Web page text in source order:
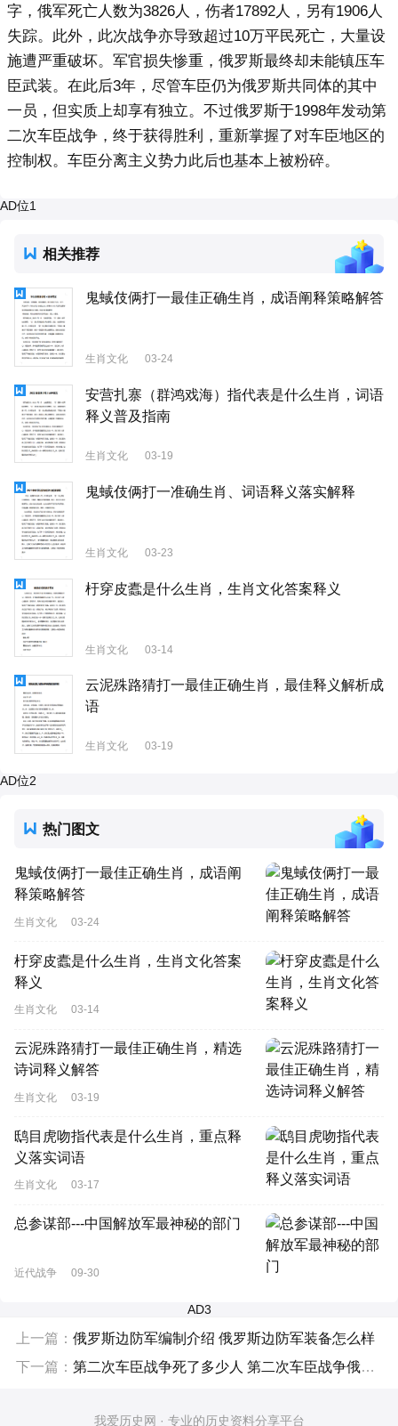
字，俄军死亡人数为3826人，伤者17892人，另有1906人
失踪。此外，此次战争亦导致超过10万平民死亡，大量设
施遭严重破坏。军官损失惨重，俄罗斯最终却未能镇压车
臣武装。在此后3年，尽管车臣仍为俄罗斯共同体的其中
一员，但实质上却享有独立。不过俄罗斯于1998年发动第
二次车臣战争，终于获得胜利，重新掌握了对车臣地区的
控制权。车臣分离主义势力此后也基本上被粉碎。
AD位1
相关推荐
鬼蜮伎俩打一最佳正确生肖，成语阐释策略解答
生肖文化 03-24
安营扎寨（群鸿戏海）指代表是什么生肖，词语
释义普及指南
生肖文化 03-19
鬼蜮伎俩打一准确生肖、词语释义落实解释
生肖文化 03-23
杅穿皮蠹是什么生肖，生肖文化答案释义
生肖文化 03-14
云泥殊路猜打一最佳正确生肖，最佳释义解析成
语
生肖文化 03-19
AD位2
热门图文
鬼蜮伎俩打一最佳正确生肖，成语阐
释策略解答
生肖文化 03-24
杅穿皮蠹是什么生肖，生肖文化答案
释义
生肖文化 03-14
云泥殊路猜打一最佳正确生肖，精选
诗词释义解答
生肖文化 03-19
鸱目虎吻指代表是什么生肖，重点释
义落实词语
生肖文化 03-17
总参谋部---中国解放军最神秘的部门
近代战争 09-30
AD3
上一篇： 俄罗斯边防军编制介绍 俄罗斯边防军装备怎么样
下一篇： 第二次车臣战争死了多少人 第二次车臣战争俄罗斯为什么赢了
我爱历史网 · 专业的历史资料分享平台